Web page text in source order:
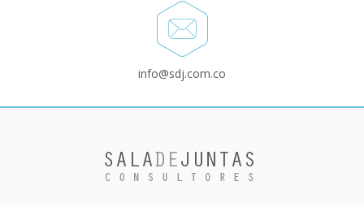
info@sdj.com.co